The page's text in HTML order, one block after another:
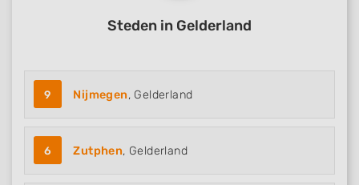
Steden in Gelderland
9 Nijmegen, Gelderland
6 Zutphen, Gelderland